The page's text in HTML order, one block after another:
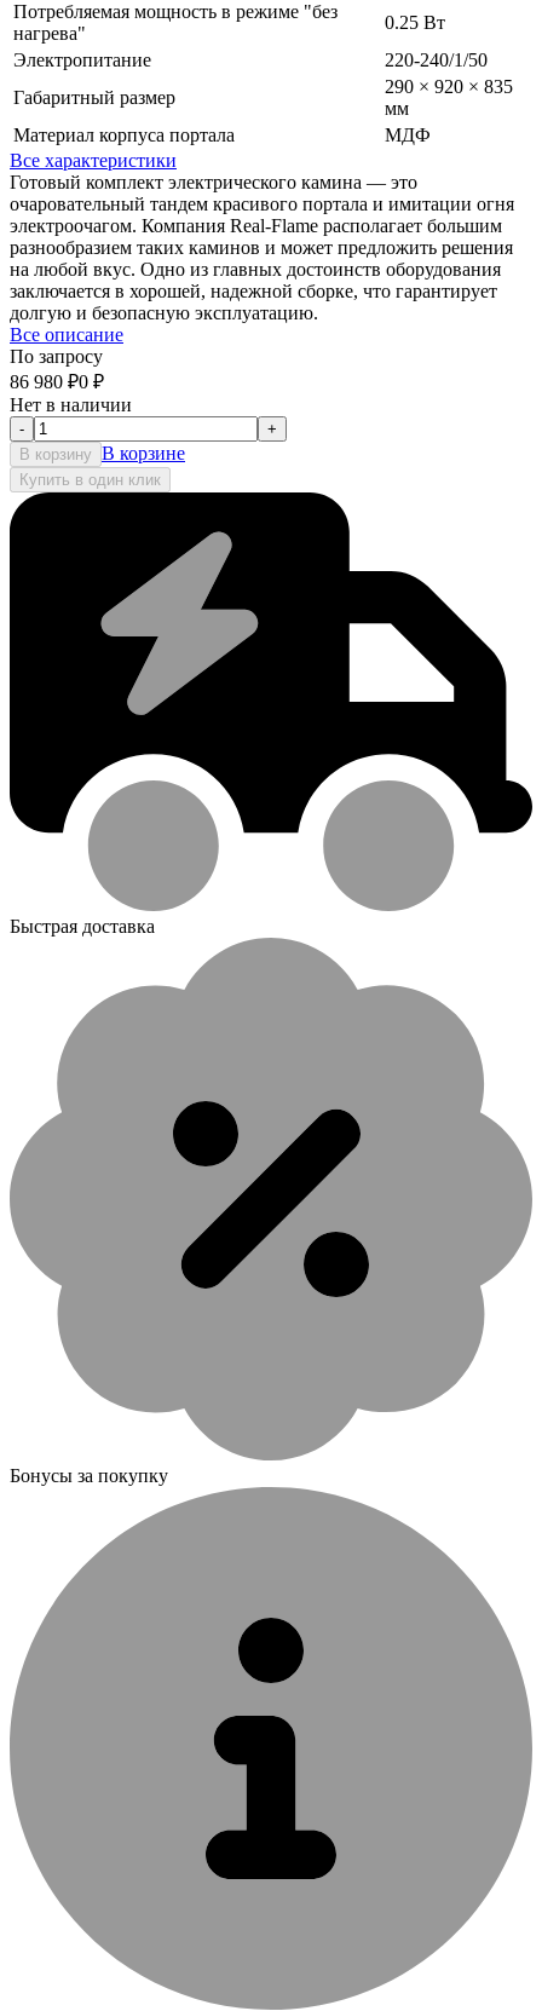
Потребляемая мощность в режиме "без
нагрева"
0.25 Вт
Электропитание
220-240/1/50
Габаритный размер
290 × 920 × 835
мм
Материал корпуса портала
МДФ
Все характеристики
Готовый комплект электрического камина — это
очаровательный тандем красивого портала и имитации огня
электроочагом. Компания Real-Flame располагает большим
разнообразием таких каминов и может предложить решения
на любой вкус. Одно из главных достоинств оборудования
заключается в хорошей, надежной сборке, что гарантирует
долгую и безопасную эксплуатацию.
Все описание
По запросу
86 980 ₽0 ₽
Нет в наличии
-
+
В корзину В корзине
Купить в один клик
Быстрая доставка
Бонусы за покупку